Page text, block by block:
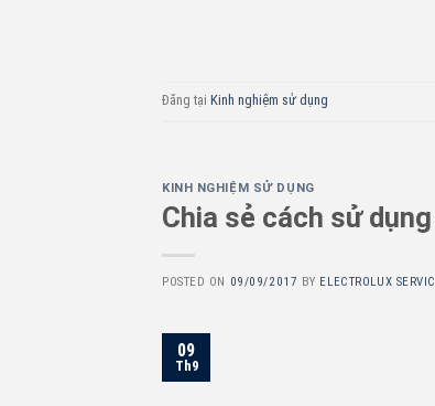
Đăng tại Kinh nghiệm sử dụng
KINH NGHIỆM SỬ DỤNG
Chia sẻ cách sử
POSTED ON 09/09/2017 BY ELECTROLUX
09
Th9